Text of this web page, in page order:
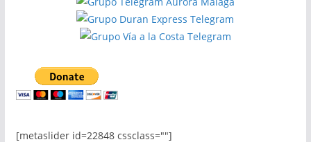
[metaslider id=22848 cssclass=""]